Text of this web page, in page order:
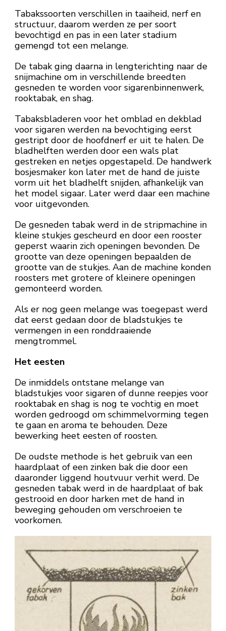
Tabakssoorten verschillen in taaiheid, nerf en
structuur, daarom werden ze per soort
bevochtigd en pas in een later stadium
gemengd tot een melange.
De tabak ging daarna in lengterichting naar de
snijmachine om in verschillende breedten
gesneden te worden voor sigarenbinnenwerk,
rooktabak, en shag.
Tabaksbladeren voor het omblad en dekblad
voor sigaren werden na bevochtiging eerst
gestript door de hoofdnerf er uit te halen. De
bladhelften werden door een wals plat
gestreken en netjes opgestapeld. De handwerk
bosjesmaker kon later met de hand de juiste
vorm uit het bladhelft snijden, afhankelijk van
het model sigaar. Later werd daar een machine
voor uitgevonden.
De gesneden tabak werd in de stripmachine in
kleine stukjes gescheurd en door een rooster
geperst waarin zich openingen bevonden. De
grootte van deze openingen bepaalden de
grootte van de stukjes. Aan de machine konden
roosters met grotere of kleinere openingen
gemonteerd worden.
Als er nog geen melange was toegepast werd
dat eerst gedaan door de bladstukjes te
vermengen in een ronddraaiende
mengtrommel.
Het eesten
De inmiddels ontstane melange van
bladstukjes voor sigaren of dunne reepjes voor
rooktabak en shag is nog te vochtig en moet
worden gedroogd om schimmelvorming tegen
te gaan en aroma te behouden. Deze
bewerking heet eesten of roosten.
De oudste methode is het gebruik van een
haardplaat of een zinken bak die door een
daaronder liggend houtvuur verhit werd. De
gesneden tabak werd in de haardplaat of bak
gestrooid en door harken met de hand in
beweging gehouden om verschroeien te
voorkomen.